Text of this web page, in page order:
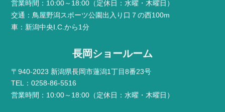
営業時間：10:00～18:00（定休日：水曜・木曜日）
交通：鳥屋野潟スポーツ公園出入り口７の西100m
車：新潟中央I.C.から1分
長岡ショールーム
〒940-2023 新潟県長岡市蓮潟1丁目8番23号
TEL：0258-86-5516
営業時間：10:00～18:00（定休日：水曜・木曜日）